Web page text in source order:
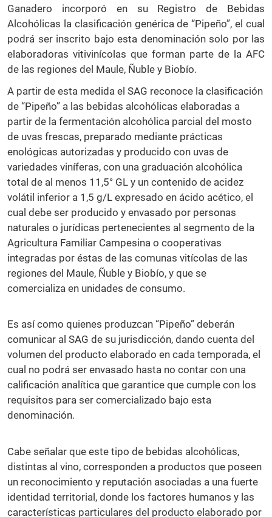
Ganadero incorporó en su Registro de Bebidas
Alcohólicas la clasificación genérica de “Pipeño”, el cual
podrá ser inscrito bajo esta denominación solo por las
elaboradoras vitivinícolas que forman parte de la AFC
de las regiones del Maule, Ñuble y Biobío.
A partir de esta medida el SAG reconoce la clasificación
de “Pipeño” a las bebidas alcohólicas elaboradas a
partir de la fermentación alcohólica parcial del mosto
de uvas frescas, preparado mediante prácticas
enológicas autorizadas y producido con uvas de
variedades viníferas, con una graduación alcohólica
total de al menos 11,5° GL y un contenido de acidez
volátil inferior a 1,5 g/L expresado en ácido acético, el
cual debe ser producido y envasado por personas
naturales o jurídicas pertenecientes al segmento de la
Agricultura Familiar Campesina o cooperativas
integradas por éstas de las comunas vitícolas de las
regiones del Maule, Ñuble y Biobío, y que se
comercializa en unidades de consumo.
Es así como quienes produzcan “Pipeño” deberán
comunicar al SAG de su jurisdicción, dando cuenta del
volumen del producto elaborado en cada temporada, el
cual no podrá ser envasado hasta no contar con una
calificación analítica que garantice que cumple con los
requisitos para ser comercializado bajo esta
denominación.
Cabe señalar que este tipo de bebidas alcohólicas,
distintas al vino, corresponden a productos que poseen
un reconocimiento y reputación asociadas a una fuerte
identidad territorial, donde los factores humanos y las
características particulares del producto elaborado por